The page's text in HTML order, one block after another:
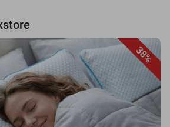
38%